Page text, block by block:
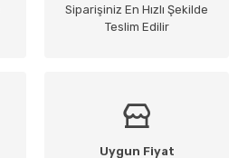
Siparişiniz En Hızlı Şekilde
Teslim Edilir
Uygun Fiyat